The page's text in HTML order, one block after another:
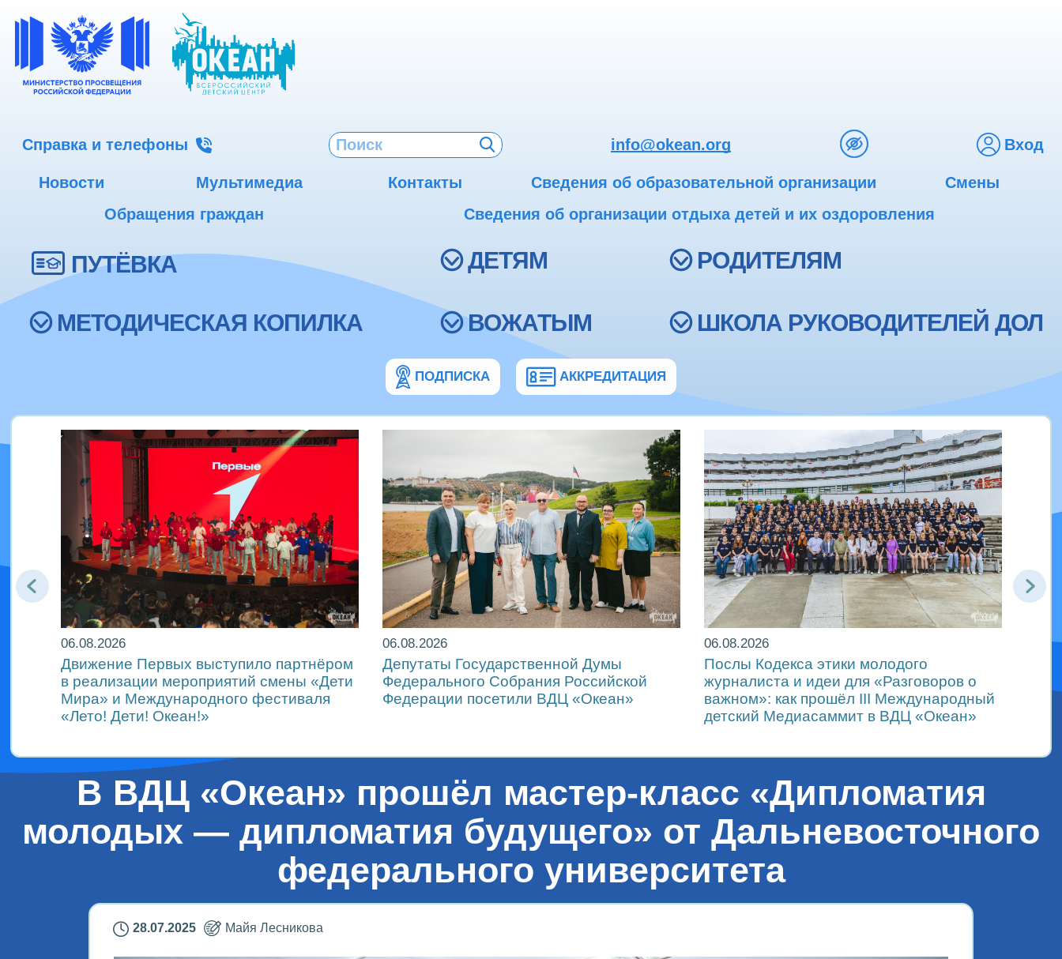
Справка и телефоны info@okean.org Вход
Новости Мультимедиа Контакты Сведения об образовательной организации
Смены
Обращения граждан
Сведения об организации отдыха детей и их оздоровления
ПУТЁВКА ДЕТЯМ РОДИТЕЛЯМ
МЕТОДИЧЕСКАЯ КОПИЛКА ВОЖАТЫМ ШКОЛА РУКОВОДИТЕЛЕЙ ДОЛ
ПОДПИСКА АККРЕДИТАЦИЯ
06.08.2026
Движение Первых выступило партнёром
в реализации мероприятий смены «Дети
Мира» и Международного фестиваля
«Лето! Дети! Океан!»
06.08.2026
Депутаты Государственной Думы
Федерального Собрания Российской
Федерации посетили ВДЦ «Океан»
06.08.2026
Послы Кодекса этики молодого
журналиста и идеи для «Разговоров о
важном»: как прошёл ІІІ Международный
детский Медиасаммит в ВДЦ «Океан»
В ВДЦ «Океан» прошёл мастер-класс «Дипломатия
молодых — дипломатия будущего» от Дальневосточного
федерального университета
28.07.2025 Майя Лесникова